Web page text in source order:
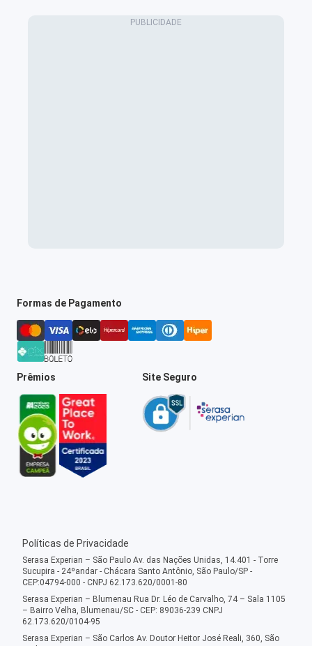
Formas de Pagamento
Prêmios Site Seguro
Políticas de Privacidade
Serasa Experian – São Paulo Av. das Nações Unidas, 14.401 - Torre
Sucupira - 24ºandar - Chácara Santo Antônio, São Paulo/SP -
CEP:04794-000 - CNPJ 62.173.620/0001-80
Serasa Experian – Blumenau Rua Dr. Léo de Carvalho, 74 – Sala 1105
– Bairro Velha, Blumenau/SC - CEP: 89036-239 CNPJ
62.173.620/0104-95
Serasa Experian – São Carlos Av. Doutor Heitor José Reali, 360, São